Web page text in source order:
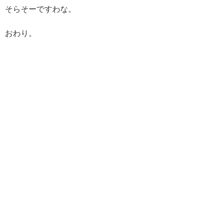
そらそーですわな。
おわり。